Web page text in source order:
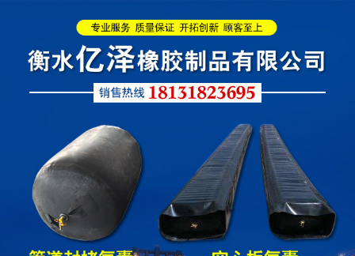
L型桥梁伸缩缝 Z型桥梁伸缩缝
板式橡胶伸缩缝 C型桥梁伸缩缝